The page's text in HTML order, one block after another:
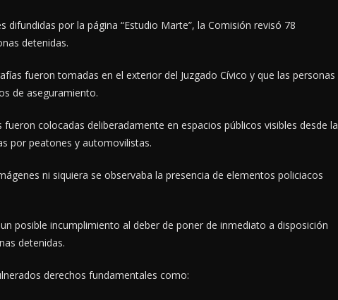
difundidas por la página “Estudio Marte”, la Comisión revisó 78
detenidas.
fueron tomadas en el exterior del Juzgado Cívico y que las personas
de aseguramiento.
colocadas deliberadamente en espacios públicos visibles desde la
por peatones y automovilistas.
ni siquiera se observaba la presencia de elementos policiacos
posible incumplimiento al deber de poner de inmediato a disposición
detenidas.
derechos fundamentales como: